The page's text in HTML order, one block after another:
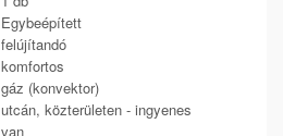
Egybeépített
felújítandó
komfortos
gáz (konvektor)
utcán, közterületen - ingyenes
van